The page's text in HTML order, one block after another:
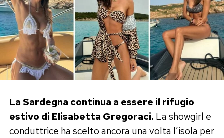
La Sardegna continua a essere il rifugio
estivo di Elisabetta Gregoraci. La showgirl e
conduttrice ha scelto ancora una volta l’isola per